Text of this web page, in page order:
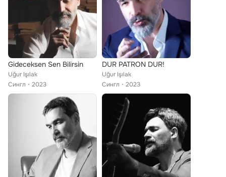
Gideceksen Sen Bilirsin
Uğur Işılak
Сингл
2023
DUR PATRON DUR!
Uğur Işılak
Сингл
2023